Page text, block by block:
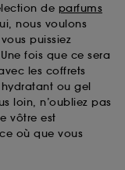
de parfums
nous voulons
puissiez
fois que ce sera
les coffrets
ou gel
loin, n’oubliez pas
vôtre est
où que vous